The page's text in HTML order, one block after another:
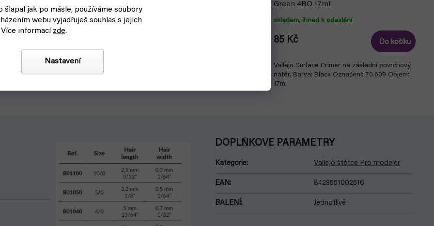
šlapal jak po másle, používáme soubory
webu vyjadřuješ souhlas s jejich
informací zde.
Nastavení
čistič štětců od barev na
na čištění i těch nejlepších
skladem, ihned k odeslání
Green 4BO 17ml
skladem, ihned k odeslání
85 Kč Do košíku
Vallejo Surface Primer na základní povrchový
nátěr. Barva: Black Označení: 70.609 Objem:
17ml
DOPLŇKOVÉ PARAMETRY
Kategorie: Vallejo štětce Pro modeler
EAN: 8429551002516
BALENÍ: Jednotlivě